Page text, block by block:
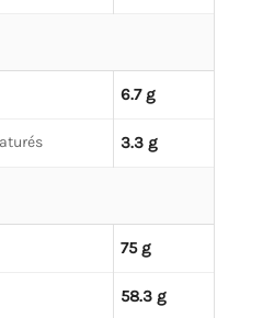
6.7 g
3.3 g
75 g
58.3 g